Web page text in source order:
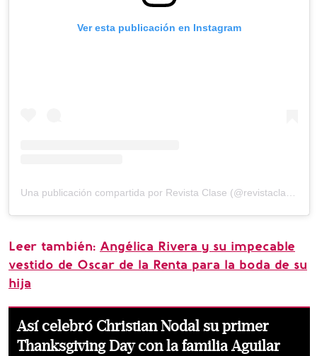
Ver esta publicación en Instagram
Leer también: Angélica Rivera y su impecable
vestido de Oscar de la Renta para la boda de su
hija
Así celebró Christian Nodal su primer
Thanksgiving Day con la familia Aguilar